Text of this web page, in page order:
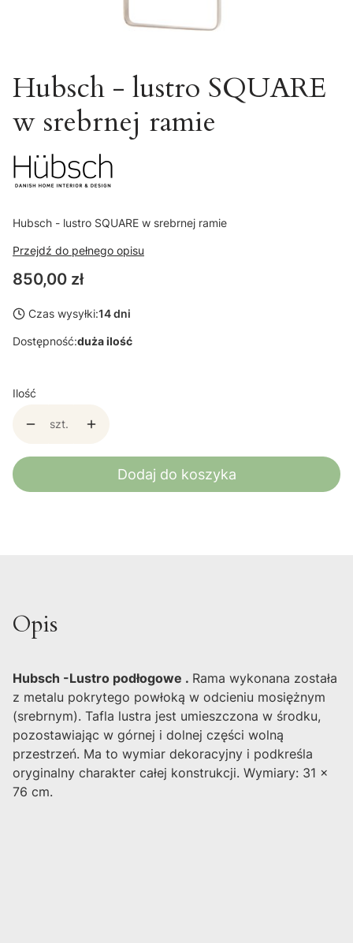
Hubsch - lustro SQUARE
w srebrnej ramie
Hubsch - lustro SQUARE w srebrnej ramie
Przejdź do pełnego opisu
Cena
850,00 zł
Czas wysyłki:14 dni
Dostępność:duża ilość
Ilość
szt.
Dodaj do koszyka
Opis
Hubsch -Lustro podłogowe . Rama wykonana została
z metalu pokrytego powłoką w odcieniu mosiężnym
(srebrnym). Tafla lustra jest umieszczona w środku,
pozostawiając w górnej i dolnej części wolną
przestrzeń. Ma to wymiar dekoracyjny i podkreśla
oryginalny charakter całej konstrukcji. Wymiary: 31 x
76 cm.